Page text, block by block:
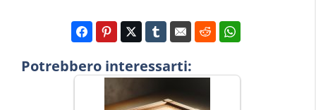
Potrebbero interessarti: